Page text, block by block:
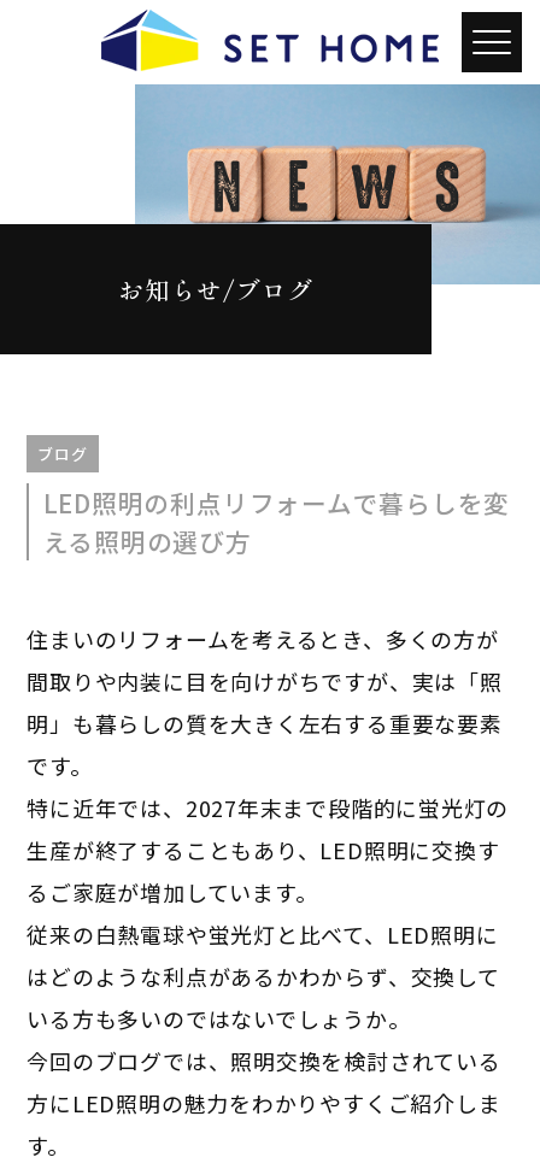
お知らせ/ブログ
ブログ
LED照明の利点リフォームで暮らしを変
える照明の選び方
住まいのリフォームを考えるとき、多くの方が
間取りや内装に目を向けがちですが、実は「照
明」も暮らしの質を大きく左右する重要な要素
です。
特に近年では、2027年末まで段階的に蛍光灯の
生産が終了することもあり、LED照明に交換す
るご家庭が増加しています。
従来の白熱電球や蛍光灯と比べて、LED照明に
はどのような利点があるかわからず、交換して
いる方も多いのではないでしょうか。
今回のブログでは、照明交換を検討されている
方にLED照明の魅力をわかりやすくご紹介しま
す。